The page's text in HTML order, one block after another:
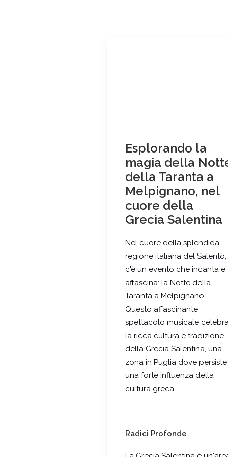
Esplorando la
magia della
della Taranta a
Melpignano, nel
cuore della
Grecìa Salentina
Nel cuore della splendida
regione italiana del Salento,
c'è un evento che incanta e
affascina: la Notte della
Taranta a Melpignano.
Questo affascinante
spettacolo musicale
la ricca cultura e tradizione
della Grecia Salentina, una
zona in Puglia dove persiste
una forte influenza della
cultura greca.
Radici Profonde